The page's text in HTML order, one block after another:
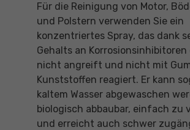
Für die Reinigung von Motor,
und Polstern verwenden Sie ein
konzentriertes Spray, das dank
Gehalts an Korrosionsinhibitoren
nicht angreift und nicht mit
Kunststoffen reagiert. Er kann
kaltem Wasser abgewaschen
biologisch abbaubar, einfach zu
und erreicht auch schwer